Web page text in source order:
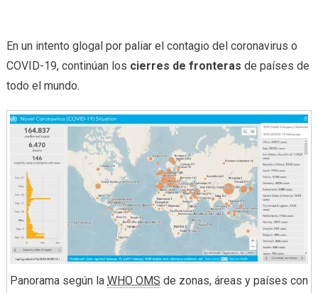
En un intento glogal por paliar el contagio del coronavirus o
COVID-19, continúan los cierres de fronteras de países de
todo el mundo.
Panorama según la WHO OMS de zonas, áreas y países con